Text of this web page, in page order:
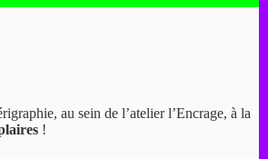
au sein de l’atelier l’Encrage, à la
!